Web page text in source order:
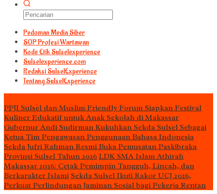
Pedoman Media Siber
S0P Profesi Wartawan
Kode Etik Sulselexperience
Sulselexperience.com
Redaksi SulselExperience
Tentang SulselExperience
PPJI Sulsel dan Muslim Friendly Forum Siapkan Festival
Kuliner Edukatif untuk Anak Sekolah di Makassar
Gubernur Andi Sudirman Kukuhkan Sekda Sulsel Sebagai
Ketua Tim Pengawasan Penggunaan Bahasa Indonesia
Sekda Jufri Rahman Resmi Buka Pemusatan Paskibraka
Provinsi Sulsel Tahun 2026 LDK SMA Islam Athirah
Makassar 2026: Cetak Pemimpin Tangguh, Lincah, dan
Berkarakter Islami Sekda Sulsel Ikuti Rakor UCJ 2026,
Perkuat Perlindungan Jaminan Sosial bagi Pekerja Rentan